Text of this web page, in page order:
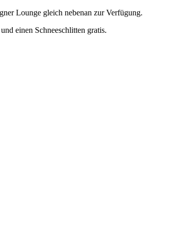
Lounge gleich nebenan zur Verfügung.
einen Schneeschlitten gratis.